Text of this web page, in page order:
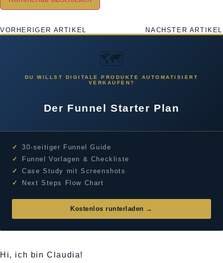
VORHERIGER ARTIKEL NÄCHSTER ARTIKEL
🗺️
DU WILLST DIGITALE PRODUKTE AUTOMATISIERT
VERKAUFEN?
Der Funnel Starter Plan
✓
30-seitiger Funnel Guide
✓
Funnel Vorlagen & Checkliste
✓
Case Study mit Screenshots
✓
Next Steps Flow Chart
Kostenlos runterladen →
Hi, ich bin Claudia!